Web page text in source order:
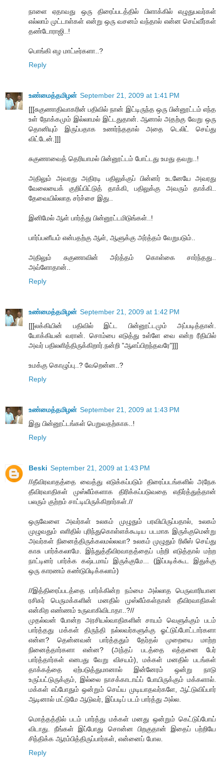
நாளை ஏதாவது ஒரு திரைப்படத்தில் பிளாக்கில் எழுதுபவர்கள்
எல்லாம் முட்டாள்கள் என்று ஒரு வசனம் வந்தால் என்ன செய்வீர்கள்
தண்டோராஜி..!
பொங்கி எழ மாட்டீர்களா..?
Reply
உண்மைத்தமிழன் September 21, 2009 at 1:41 PM
[[[சுகுணாதிவாகரின் பதிவில் நான் இட்டிருந்த ஒரு பின்னூட்டம் எந்த
உள் நோக்கமும் இல்லாமல் இட்டதுதான். ஆனால் அதற்கு வேறு ஒரு
தொனியும் இருப்பதாக உணர்ந்ததால் அதை டெலிட் செய்து
விட்டேன்.]]]
சுகுணாவைத் தெரியாமல் பின்னூட்டம் போட்டது உமது தவறு..!
அதிலும் அவரது அதிரடி பதிலுக்குப் பின்னர் உடனேயே அவரது
வேலையைக் குறிப்பிட்டுத் தாக்கி, பதிலுக்கு அவரும் தாக்கி..
தேவையில்லாத சர்ச்சை இது..
இனிமேல் ஆள் பார்த்து பின்னூட்டமிடுங்கள்..!
பார்ப்பனீயம் என்பதற்கு ஆள், ஆளுக்கு அர்த்தம் வேறுபடும்..
அதிலும் சுகுணாவின் அர்த்தம் கொள்கை சார்ந்தது..
அவ்ளோதான்..
Reply
உண்மைத்தமிழன் September 21, 2009 at 1:42 PM
[[[லக்கியின் பதிவில் இட்ட பின்னூட்டமும் அப்படித்தான்.
யோக்கியன் வரான். சொம்பை எடுத்து உள்ளே வை என்ற ரீதியில்
அவர் பதிலளித்திருக்கிறார்.நன்றி ”ஆளப்பிறந்தவரே”]]]
உமக்கு கொழுப்பு..? வேறென்ன..?
Reply
உண்மைத்தமிழன் September 21, 2009 at 1:43 PM
இது பின்னூட்டங்கள் பெறுவதற்காக..!
Reply
Beski September 21, 2009 at 1:43 PM
//தீவிரவாதத்தை வைத்து எடுக்கப்படும் திரைப்படங்களில் அநேக
தீவிரவாதிகள் முஸ்லீம்களாக திரிக்கப்படுவதை எதிர்த்துத்தான்
பலரும் குற்றம் சாட்டியிருக்கிறார்கள்.//
ஒருவேளை அவர்கள் உலகம் முழுதும் பரவியிருப்பதால், உலகம்
முழுவதும் எளிதில் புரிந்துகொள்ளக்கூடிய படமாக இருக்குமென்று
அவர்கள் நினைத்திருக்கலமல்லவா? உலகம் முழுதும் ரிலீஸ் செய்து
காசு பார்க்கலாமே. இந்துத்தீவிரவாதத்தைப் பற்றி எடுத்தால் மற்ற
நாட்டினர் பார்க்க கஷ்டமாய் இருக்குமே... (இப்படிக்கூட இதுக்கு
ஒரு காரணம் கண்டுபிடிக்கலாம்)
//இத்திரைப்படத்தை பார்க்கின்ற நம்மை அல்லாத பெருவாரியான
ரசிகர் பெருமக்களின் மனதில் முஸ்லீம்கள்தான் தீவிரவாதிகள்
என்கிற எண்ணம் உருவாகிவிடாதா..?//
முதல்வன் போன்ற அரசியல்வாதிகளின் சாயம் வெளுக்கும் படம்
பார்த்தது மக்கள் திருந்தி நல்லவர்களுக்கு ஓட்டுப்போட்டார்களா
என்ன? தென்னவன் பார்த்ததும் தேர்தல் முறையை மாற்ற
நினைத்தார்களா என்ன? (அந்தப் படத்தை எத்தனை பேர்
பார்த்தார்கள் எனபது வேறு விசயம்), மக்கள் மனதில் படங்கள்
தாக்கத்தை ஏற்படுத்துமானால் இன்னேரம் ஒன்று நாடு
உருப்பட்டுருக்கும், இல்லை நாசக்காடாய்ப் போயிருக்கும் மக்களால்.
மக்கள் எப்போதும் ஒன்றும் செய்ய முடியாதவர்களே, ஆட்டுவிப்பார்
ஆடினால் மட்டுமே ஆடுவர், இப்படிப் படம் பார்த்து அல்ல.
மொத்தத்தில் படம் பார்த்து மக்கள் மனது ஒன்றும் கெட்டுப்போய்
விடாது. நீங்கள் இப்போது சொன்ன பிறகுதான் இதைப் பற்றியே
சிந்திக்க ஆரம்பித்திருப்பார்கள், என்னைப் போல.
Reply